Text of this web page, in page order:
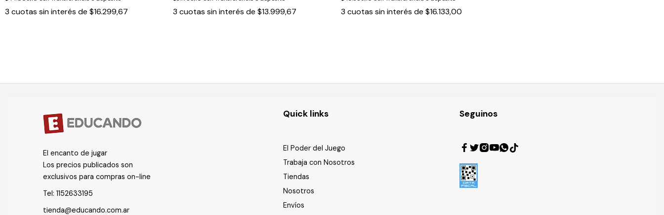
3 cuotas sin interés de $16.299,67 3 cuotas sin interés de $13.999,67 3 cuotas sin interés de $16.133,00
El encanto de jugar
Los precios publicados son
exclusivos para compras on-line
Tel: 1152633195
tienda@educando.com.ar
Quick links
El Poder del Juego
Trabaja con Nosotros
Tiendas
Nosotros
Envíos
Seguinos